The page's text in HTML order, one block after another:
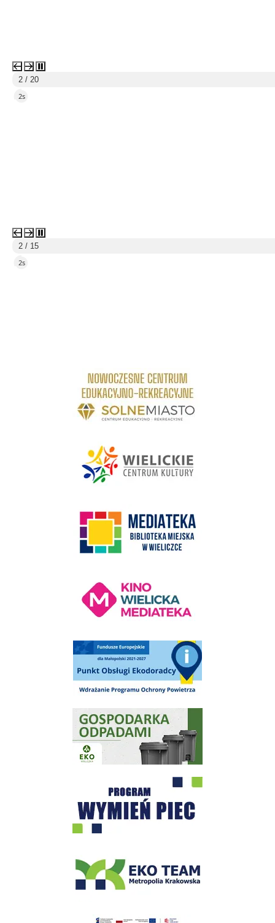
2 / 20
1s
2 / 15
1s
link do strony Centrum Edukacyjno Rekreacyjne
Punkt Obsługi Ekodoradcy Wieliczka
Gospodarka odpadami na terenie Miasta i Gminy Wieliczka
Program "Czyste Powietrze" - Wieliczka
Realizacja Programu Czyste Powietrze w Gminie Wieliczka